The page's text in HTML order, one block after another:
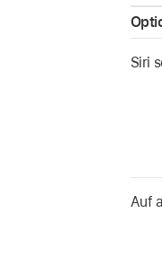
Siri
Auf